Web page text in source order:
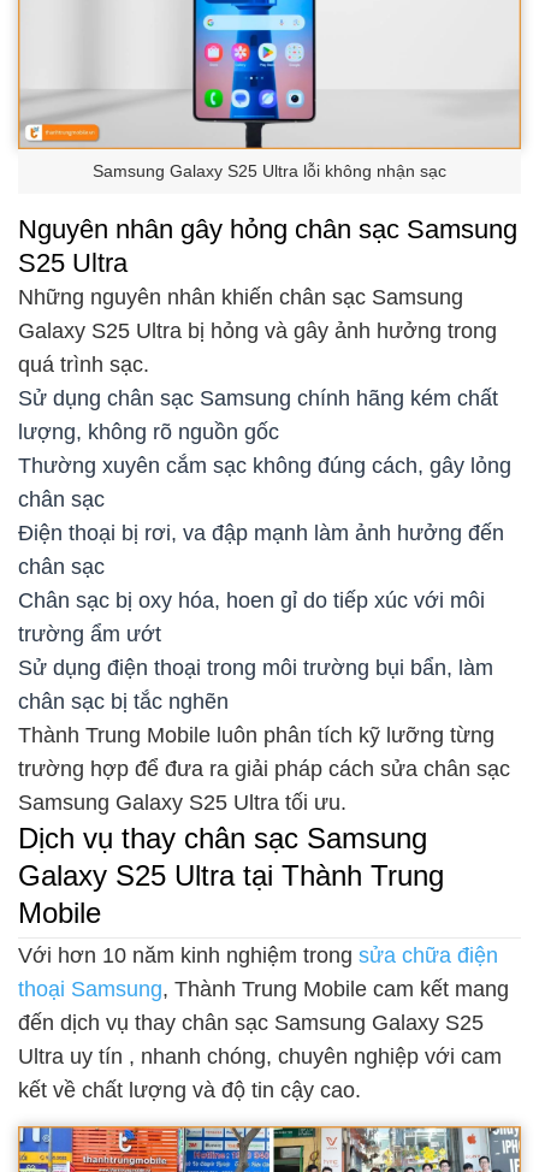
Samsung Galaxy S25 Ultra lỗi không nhận sạc
Nguyên nhân gây hỏng chân sạc Samsung
S25 Ultra
Những nguyên nhân khiến chân sạc Samsung
Galaxy S25 Ultra bị hỏng và gây ảnh hưởng trong
quá trình sạc.
Sử dụng chân sạc Samsung chính hãng kém chất
lượng, không rõ nguồn gốc
Thường xuyên cắm sạc không đúng cách, gây lỏng
chân sạc
Điện thoại bị rơi, va đập mạnh làm ảnh hưởng đến
chân sạc
Chân sạc bị oxy hóa, hoen gỉ do tiếp xúc với môi
trường ẩm ướt
Sử dụng điện thoại trong môi trường bụi bẩn, làm
chân sạc bị tắc nghẽn
Thành Trung Mobile luôn phân tích kỹ lưỡng từng
trường hợp để đưa ra giải pháp cách sửa chân sạc
Samsung Galaxy S25 Ultra tối ưu.
Dịch vụ thay chân sạc Samsung
Galaxy S25 Ultra tại Thành Trung
Mobile
Với hơn 10 năm kinh nghiệm trong sửa chữa điện
thoại Samsung, Thành Trung Mobile cam kết mang
đến dịch vụ thay chân sạc Samsung Galaxy S25
Ultra uy tín , nhanh chóng, chuyên nghiệp với cam
kết về chất lượng và độ tin cậy cao.